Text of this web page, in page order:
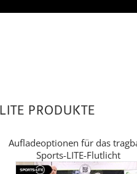
PRODUKTE
Aufladeoptionen für das
Sports-LITE-Flutlicht